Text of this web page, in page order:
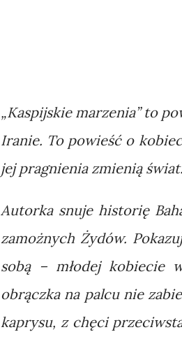
„Kaspijskie marzenia” to
Iranie. To powieść o
jej pragnienia zmienią
Autorka snuje historię
zamożnych Żydów.
sobą – młodej kobiecie
obrączka na palcu nie
kaprysu, z chęci